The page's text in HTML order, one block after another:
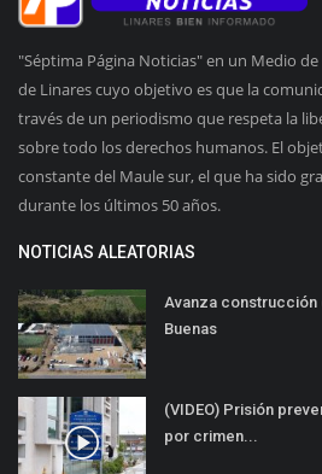
"Séptima Página Noticias" en un Medio
de Linares cuyo objetivo es que la
través de un periodismo que respeta la
sobre todo los derechos humanos. El
constante del Maule sur, el que ha sido
durante los últimos 50 años.
NOTICIAS ALEATORIAS
Avanza
Buenas
(VIDEO) Prisión
por crimen...